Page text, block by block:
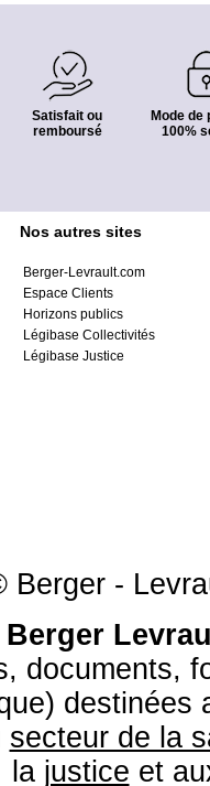
Satisfait ou
remboursé
Mode de
100%
Nos autres sites
Berger-Levrault.com
Espace Clients
Horizons publics
Légibase Collectivités
Légibase Justice
Berger -
documents,
destinées
secteur de la
la justice et